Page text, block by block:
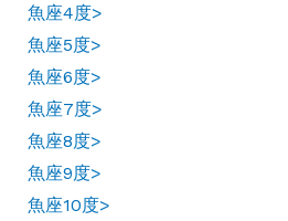
魚座4度>
魚座5度>
魚座6度>
魚座7度>
魚座8度>
魚座9度>
魚座10度>